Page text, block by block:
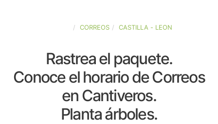
CORREOS CASTILLA - LEON
Rastrea el paquete.
Conoce el horario de Correos
en Cantiveros.
Planta árboles.